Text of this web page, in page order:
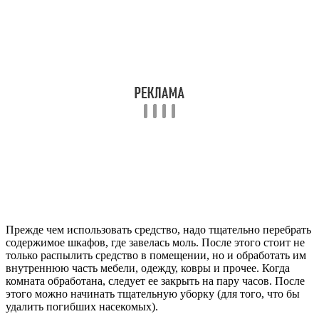
Прежде чем использовать средство, надо тщательно перебрать
содержимое шкафов, где завелась моль. После этого стоит не
только распылить средство в помещении, но и обработать им
внутреннюю часть мебели, одежду, ковры и прочее. Когда
комната обработана, следует ее закрыть на пару часов. После
этого можно начинать тщательную уборку (для того, что бы
удалить погибших насекомых).